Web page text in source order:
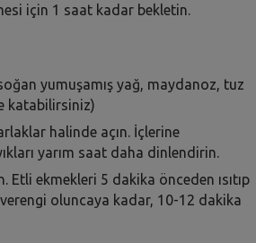
için 1 saat kadar bekletin.
yumuşamış yağ, maydanoz, tuz
katabilirsiniz)
halinde açın. İçlerine
yarım saat daha dinlendirin.
ekmekleri 5 dakika önceden ısıtıp
oluncaya kadar, 10-12 dakika